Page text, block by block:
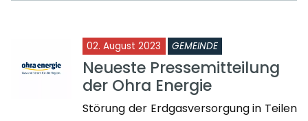
02. August 2023 GEMEINDE
Neueste Pressemitteilung
der Ohra Energie
Störung der Erdgasversorgung in Teilen